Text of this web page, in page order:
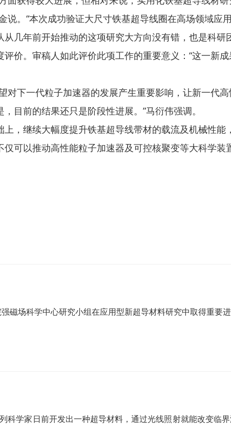
说。“本次成功验证大尺寸铁基超导线圈在高场领域
几年前开始推动的这项研究大方向没有错，也是科研
。审稿人如此评价此项工作的重要意义：“这一新成
下一代粒子加速器的发展产生重要影响，让新一代高
目前的结果还只是阶段性进展。”马衍伟强调。
继续大幅度提升铁基超导线带材的载流及机械性能
可以推动高性能粒子加速器及可控核聚变等大科学
磁场科学中心研究小组在应用型新超导材料研究中取得重
科学家日前开发出一种超导材料，通过光线照射就能改变临